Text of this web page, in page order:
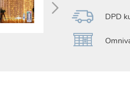
DPD